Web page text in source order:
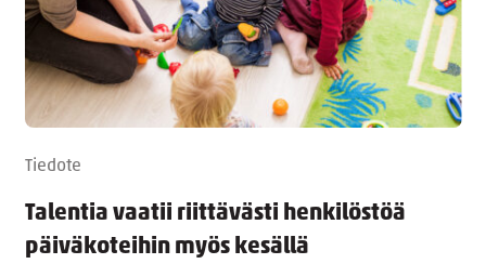
Tiedote
Talentia vaatii riittävästi henkilöstöä
päiväkoteihin myös kesällä